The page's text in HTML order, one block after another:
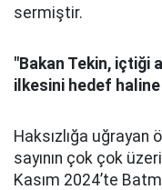
sermiştir.
"Bakan Tekin, içtiği
ilkesini hedef
Haksızlığa uğrayan
sayının çok çok
Kasım 2024’te